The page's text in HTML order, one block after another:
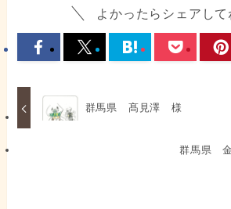
よかったらシェアして
群馬県 髙見澤 様
群馬県